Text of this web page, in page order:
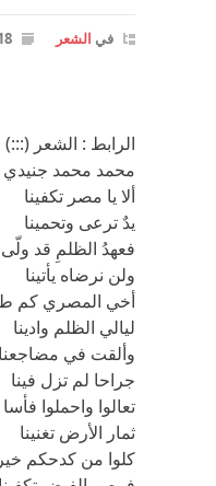
في الشعر 18
الرابط : الشعر (:::)
محمد محمد
ألا يا مصر تكفينا
يدٌ ترعى وتحمينا
فعهدُ الظلمِ قد ولّى
ولن نرضاه يأتينا
أخي المصري كم
ليالي الظلم وادينا
وألقت في مضاجعنا
جراحا لم تزل فينا
تعالوا واحملوا فأسا
ثمار الأرض تغنينا
كلوا من كدحكم